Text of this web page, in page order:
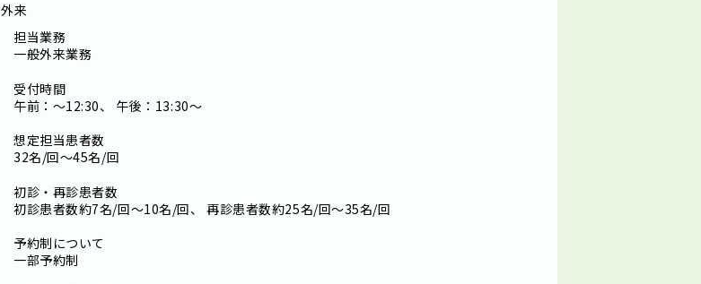
外来
担当業務
一般外来業務
受付時間
午前：～12:30、 午後：13:30～
想定担当患者数
32名/回～45名/回
初診・再診患者数
初診患者数約7名/回～10名/回、 再診患者数約25名/回～35名/回
予約制について
一部予約制